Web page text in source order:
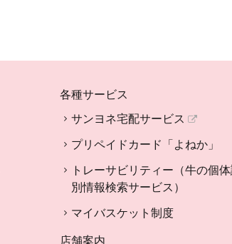
各種サービス
サンヨネ宅配サービス
プリペイドカード「よねか」
トレーサビリティー（牛の個
別情報検索サービス）
マイバスケット制度
店舗案内